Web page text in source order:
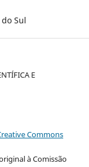
Sul
E
Commons
à Comissão